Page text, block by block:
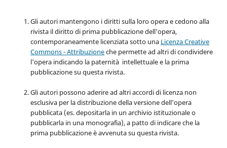
Gli autori mantengono i diritti sulla loro opera e cedono alla
rivista il diritto di prima pubblicazione dell'opera,
contemporaneamente licenziata sotto una Licenza Creative
Commons - Attribuzioneche permette ad altri di condividere
l'opera indicando la paternità intellettuale e la prima
pubblicazione su questa rivista.
Gli autori possono aderire ad altri accordi di licenza non
esclusiva per la distribuzione della versione dell'opera
pubblicata (es. depositarla in un archivio istituzionale o
pubblicarla in una monografia), a patto di indicare che la
prima pubblicazione è avvenuta su questa rivista.